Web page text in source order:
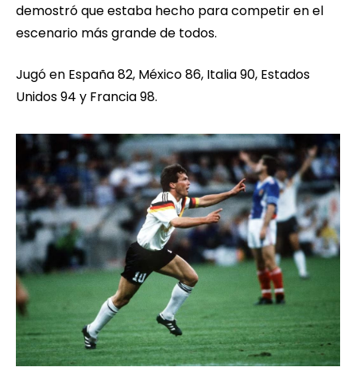
demostró que estaba hecho para competir en el
escenario más grande de todos.
Jugó en España 82, México 86, Italia 90, Estados
Unidos 94 y Francia 98.